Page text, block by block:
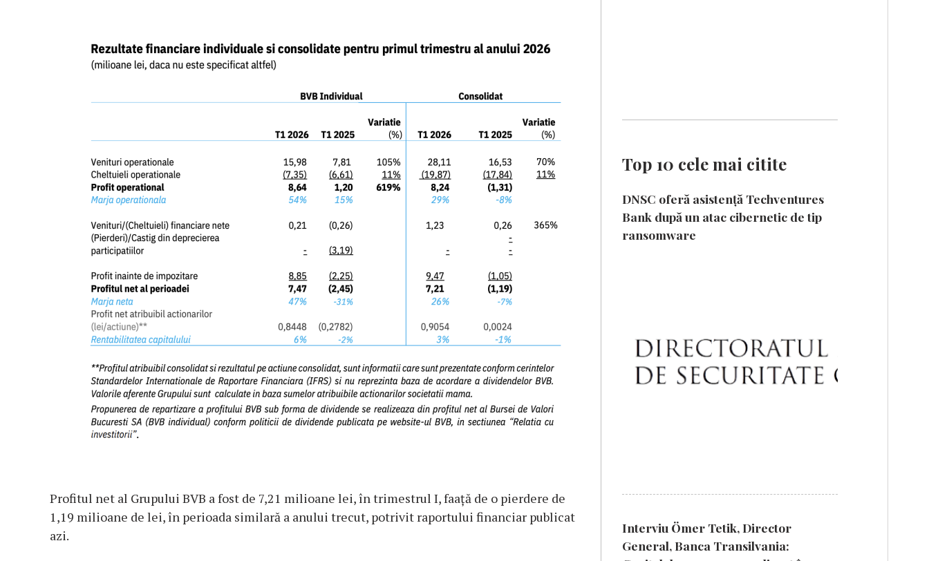
Profitul net al Grupului BVB a fost de 7,21 milioane lei, în trimestrul I, faață de o pierdere de
1,19 milioane de lei, în perioada similară a anului trecut, potrivit raportului financiar publicat
azi.
Top 10 cele mai citite
DNSC oferă asistență Techventures
Bank după un atac cibernetic de tip
ransomware
Interviu Ömer Tetik, Director
General, Banca Transilvania: